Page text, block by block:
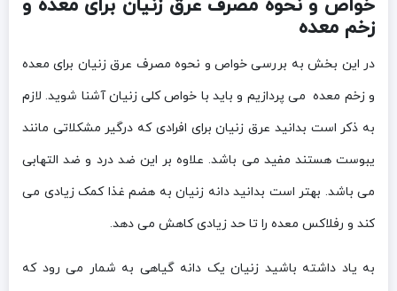
خواص و نحوه مصرف عرق زنیان برای معده و
زخم معده
در این بخش به بررسی خواص و نحوه مصرف عرق زنیان برای معده
و زخم معده می پردازیم و باید با خواص کلی زنیان آشنا شوید. لازم
به ذکر است بدانید عرق زنیان برای افرادی که درگیر مشکلاتی مانند
یبوست هستند مفید می باشد. علاوه بر این ضد درد و ضد التهابی
می باشد. بهتر است بدانید دانه زنیان به هضم غذا کمک زیادی می
کند و رفلاکس معده را تا حد زیادی کاهش می دهد.
به یاد داشته باشید زنیان یک دانه گیاهی به شمار می رود که